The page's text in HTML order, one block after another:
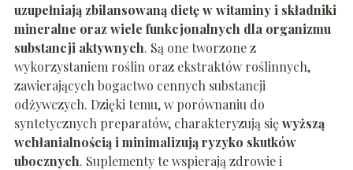
uzupełniają zbilansowaną dietę w witaminy i składniki
mineralne oraz wiele funkcjonalnych dla organizmu
substancji aktywnych. Są one tworzone z
wykorzystaniem roślin oraz ekstraktów roślinnych,
zawierających bogactwo cennych substancji
odżywczych. Dzięki temu, w porównaniu do
syntetycznych preparatów, charakteryzują sięwyższą
wchłanialnością i minimalizują ryzyko skutków
ubocznych. Suplementy te wspierają zdrowie i